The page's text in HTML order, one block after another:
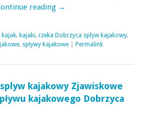
reading →
kajak, kajaki, rzeka Dobrzyca splyw kajakowy,
, spływy kajakowe Permalink
kajakowy Zjawiskowe
kajakowego Dobrzyca